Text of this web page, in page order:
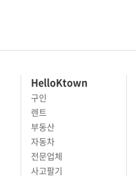
HelloKtown
구인
렌트
부동산
자동차